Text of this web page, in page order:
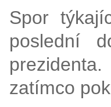
Spor
poslední
zatímco